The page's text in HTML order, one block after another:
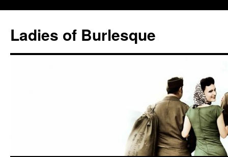
content
Ladies of Burlesque